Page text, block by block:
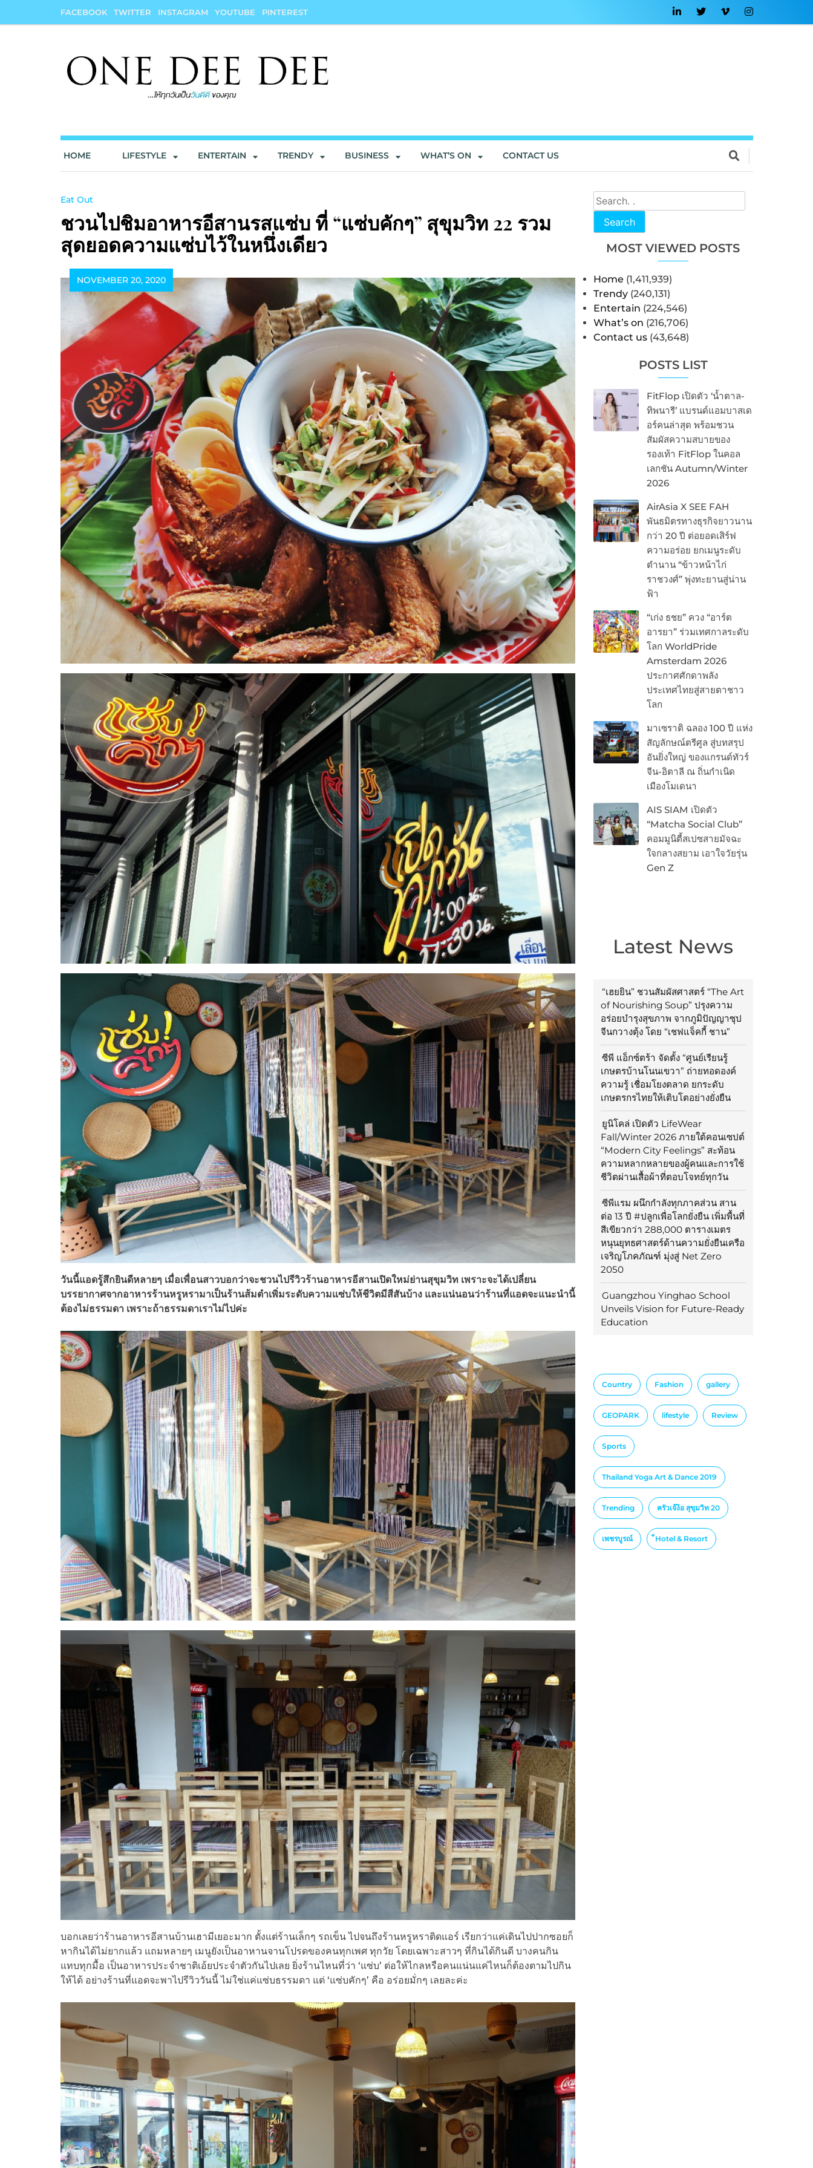
FACEBOOK TWITTER INSTAGRAM YOUTUBE PINTEREST
HOME LIFESTYLE ENTERTAIN TRENDY BUSINESS WHAT’S ON CONTACT US
Search
MOST VIEWED POSTS
Home (1,411,939)
Trendy (240,131)
Entertain (224,546)
What’s on (216,706)
Contact us (43,648)
POSTS LIST
FitFlop เปิดตัว ‘น้ำตาล-
ทิพนารี’ แบรนด์แอมบาสเด
อร์คนล่าสุด พร้อมชวน
สัมผัสความสบายของ
รองเท้า FitFlop ในคอล
เลกชัน Autumn/Winter
2026
AirAsia X SEE FAH
พันธมิตรทางธุรกิจยาวนาน
กว่า 20 ปี ต่อยอดเสิร์ฟ
ความอร่อย ยกเมนูระดับ
ตำนาน “ข้าวหน้าไก่
ราชวงศ์” พุ่งทะยานสู่น่าน
ฟ้า
“เก่ง ธชย” ควง “อาร์ต
อารยา” ร่วมเทศกาลระดับ
โลก WorldPride
Amsterdam 2026
ประกาศศักดาพลัง
ประเทศไทยสู่สายตาชาว
โลก
มาเซราติ ฉลอง 100 ปี แห่ง
สัญลักษณ์ตรีศูล สู่บทสรุป
อันยิ่งใหญ่ ของแกรนด์ทัวร์
จีน-อิตาลี ณ ถิ่นกำเนิด
เมืองโมเดนา
AIS SIAM เปิดตัว
“Matcha Social Club”
คอมมูนิตี้สเปซสายมัจฉะ
ใจกลางสยาม เอาใจวัยรุ่น
Gen Z
Latest News
“เฮยยิน” ชวนสัมผัสศาสตร์ “The Art
of Nourishing Soup” ปรุงความ
อร่อยบำรุงสุขภาพ จากภูมิปัญญาซุป
จีนกวางตุ้ง โดย “เชฟแจ็คกี้ ชาน”
ซีพี แอ็กซ์ตร้า จัดตั้ง “ศูนย์เรียนรู้
เกษตรบ้านโนนเขวา” ถ่ายทอดองค์
ความรู้ เชื่อมโยงตลาด ยกระดับ
เกษตรกรไทยให้เติบโตอย่างยั่งยืน
ยูนิโคล่ เปิดตัว LifeWear
Fall/Winter 2026 ภายใต้คอนเซปต์
“Modern City Feelings” สะท้อน
ความหลากหลายของผู้คนและการใช้
ชีวิตผ่านเสื้อผ้าที่ตอบโจทย์ทุกวัน
ซีพีแรม ผนึกกำลังทุกภาคส่วน สาน
ต่อ 13 ปี #ปลูกเพื่อโลกยั่งยืน เพิ่มพื้นที่
สีเขียวกว่า 288,000 ตารางเมตร
หนุนยุทธศาสตร์ด้านความยั่งยืนเครือ
เจริญโภคภัณฑ์ มุ่งสู่ Net Zero
2050
Guangzhou Yinghao School
Unveils Vision for Future-Ready
Education
Country Fashion gallery
GEOPARK lifestyle Review
Sports
Thailand Yoga Art & Dance 2019
Trending ครัวเจ๊ง้อ สุขุมวิท 20
เพชรบูรณ์ ็Hotel & Resort
Eat Out
ชวนไปชิมอาหารอีสานรสแซ่บ ที่ “แซ่บคักๆ” สุขุมวิท 22 รวม
สุดยอดความแซ่บไว้ในหนึ่งเดียว
NOVEMBER 20, 2020
วันนี้แอดรู้สึกยินดีหลายๆ เมื่อเพื่อนสาวบอกว่าจะชวนไปรีวิวร้านอาหารอีสานเปิดใหม่ย่านสุขุมวิท เพราะจะได้เปลี่ยน
บรรยากาศจากอาหารร้านหรูหรามาเป็นร้านส้มตำเพิ่มระดับความแซ่บให้ชีวิตมีสีสันบ้าง และแน่นอนว่าร้านที่แอดจะแนะนำนี้
ต้องไม่ธรรมดา เพราะถ้าธรรมดาเราไม่ไปค่ะ
บอกเลยว่าร้านอาหารอีสานบ้านเฮามีเยอะมาก ตั้งแต่ร้านเล็กๆ รถเข็น ไปจนถึงร้านหรูหราติดแอร์ เรียกว่าแค่เดินไปปากซอยก็
หากินได้ไม่ยากแล้ว แถมหลายๆ เมนูยังเป็นอาหานจานโปรดของคนทุกเพศ ทุกวัย โดยเฉพาะสาวๆ ที่กินได้กินดี บางคนกิน
แทบทุกมื้อ เป็นอาหารประจำชาติเอ้ยประจำตัวกันไปเลย ยิ่งร้านไหนที่ว่า ‘แซ่บ’ ต่อให้ไกลหรือคนแน่นแค่ไหนก็ต้องตามไปกิน
ให้ได้ อย่างร้านที่แอดจะพาไปรีวิววันนี้ ไม่ใช่แค่แซ่บธรรมดา แต่ ‘แซ่บคักๆ’ คือ อร่อยมั่กๆ เลยละค่ะ